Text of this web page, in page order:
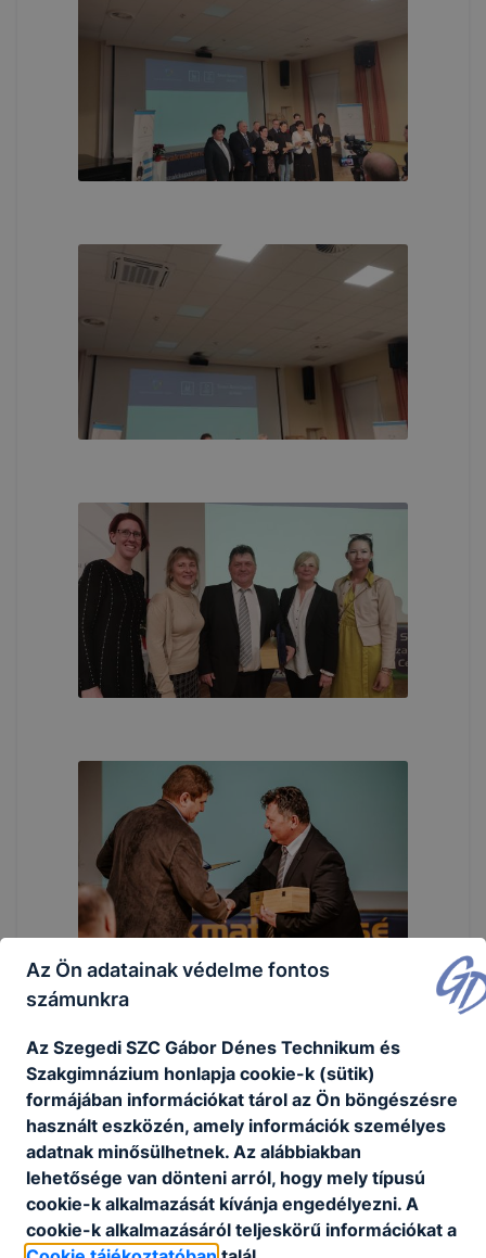
Az Ön adatainak védelme fontos
számunkra
Az Szegedi SZC Gábor Dénes Technikum és
Szakgimnázium honlapja cookie-k (sütik)
formájában információkat tárol az Ön böngészésre
használt eszközén, amely információk személyes
adatnak minősülhetnek. Az alábbiakban
lehetősége van dönteni arról, hogy mely típusú
cookie-k alkalmazását kívánja engedélyezni. A
cookie-k alkalmazásáról teljeskörű információkat a